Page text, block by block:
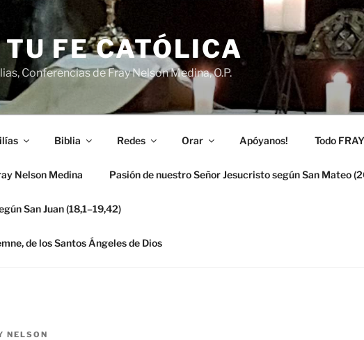
FE CATÓLICA
Conferencias de Fray Nelson Medina, O.P.
Biblia Redes Orar Apóyanos! Todo
Nelson Medina Pasión de nuestro Señor Jesucristo según San Mateo
San Juan (18,1–19,42)
de los Santos Ángeles de Dios
NELSON